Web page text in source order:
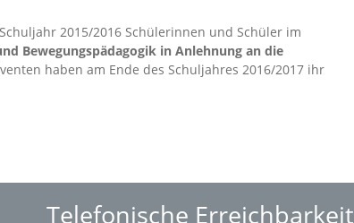
2015/2016 Schülerinnen und Schüler im
Bewegungspädagogik in Anlehnung an die
haben am Ende des Schuljahres 2016/2017 ihr
Telefonische Erreichbarkeit